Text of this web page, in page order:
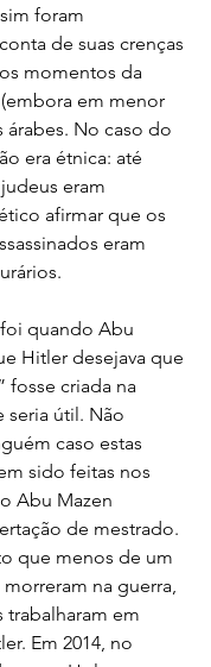
foram
de suas crenças
momentos da
em menor
árabes. No caso do
era étnica: até
eram
afirmar que os
eram
quando Abu
Hitler desejava que
fosse criada na
seria útil. Não
caso estas
sido feitas nos
Abu Mazen
de mestrado.
que menos de um
na guerra,
trabalharam em
Em 2014, no